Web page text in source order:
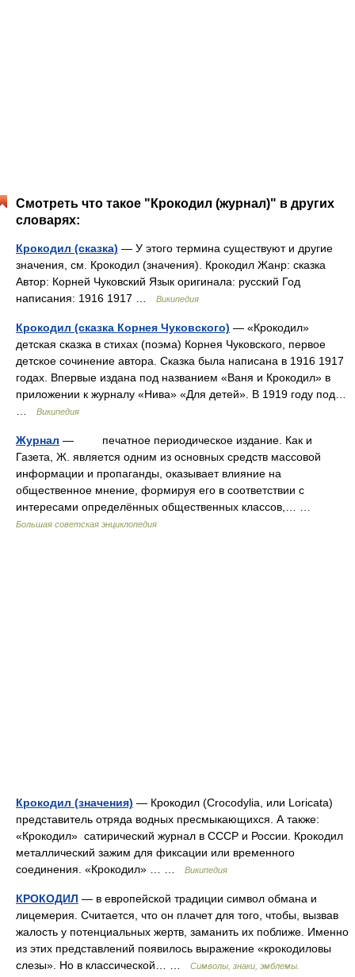
Смотреть что такое "Крокодил (журнал)" в других
словарях:
Крокодил (сказка) — У этого термина существуют и другие
значения, см. Крокодил (значения). Крокодил Жанр: сказка
Автор: Корней Чуковский Язык оригинала: русский Год
написания: 1916 1917 …
Википедия
Крокодил (сказка Корнея Чуковского) — «Крокодил»
детская сказка в стихах (поэма) Корнея Чуковского, первое
детское сочинение автора. Сказка была написана в 1916 1917
годах. Впервые издана под названием «Ваня и Крокодил» в
приложении к журналу «Нива» «Для детей». В 1919 году под…
Википедия
Журнал — печатное периодическое издание. Как и
Газета, Ж. является одним из основных средств массовой
информации и пропаганды, оказывает влияние на
общественное мнение, формируя его в соответствии с
интересами определённых общественных классов,… …
Большая советская энциклопедия
Крокодил (значения) — Крокодил (Crocodylia, или Loricata)
представитель отряда водных пресмыкающихся. А также:
«Крокодил» сатирический журнал в СССР и России. Крокодил
металлический зажим для фиксации или временного
соединения. «Крокодил» … …
Википедия
КРОКОДИЛ — в европейской традиции символ обмана и
лицемерия. Считается, что он плачет для того, чтобы, вызвав
жалость у потенциальных жертв, заманить их поближе. Именно
из этих представлений появилось выражение «крокодиловы
слезы». Но в классической… …
Символы, знаки, эмблемы.